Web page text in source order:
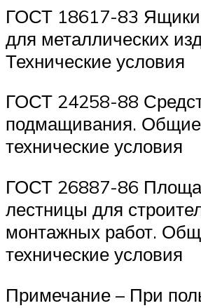
ГОСТ 18617-83
для металлических
Технические условия
ГОСТ 24258-88
подмащивания. Общие
технические условия
ГОСТ 26887-86
лестницы для
монтажных работ.
технические условия
Примечание – При